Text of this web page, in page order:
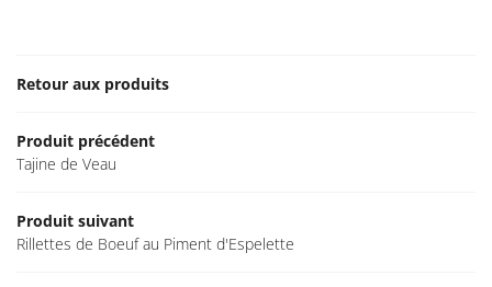
Retour aux produits
Produit précédent
Tajine de Veau
Produit suivant
Rillettes de Boeuf au Piment d'Espelette